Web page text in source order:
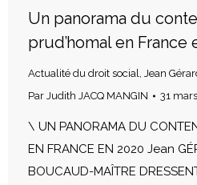
Un panorama du
prud’homal en France
Actualité du droit social Jean
Par Judith JACQ MANGIN 31
\ UN PANORAMA DU
EN FRANCE EN 2020 Jean
BOUCAUD-MAÎTRE